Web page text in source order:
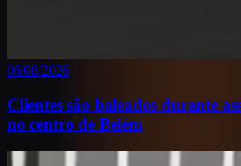
06/08/2026
Clientes são baleados durante
no centro de Belém